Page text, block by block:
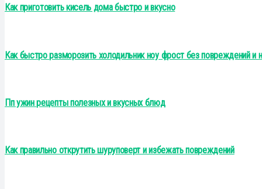
Как приготовить кисель дома быстро и вкусно
Как быстро разморозить холодильник ноу фрост без повреждений и
Пп ужин рецепты полезных и вкусных блюд
Как правильно открутить шуруповерт и избежать повреждений